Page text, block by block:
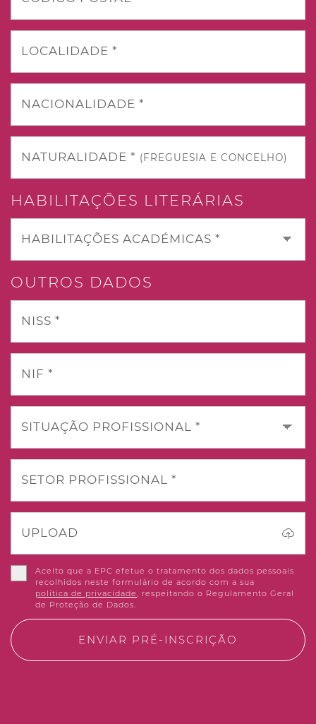
LOCALIDADE *
NACIONALIDADE *
NATURALIDADE * (FREGUESIA E CONCELHO)
HABILITAÇÕES LITERÁRIAS
HABILITAÇÕES ACADÉMICAS *
OUTROS DADOS
NISS *
NIF *
SITUAÇÃO PROFISSIONAL *
SETOR PROFISSIONAL *
UPLOAD
Aceito que a EPC efetue o tratamento dos dados pessoais
recolhidos neste formulário de acordo com a sua
política de privacidade, respeitando o Regulamento Geral
de Proteção de Dados.
ENVIAR PRÉ-INSCRIÇÃO